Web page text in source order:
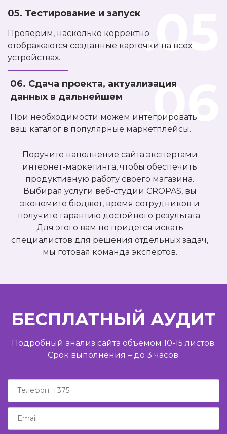
.05
05. Тестирование и запуск
Проверим, насколько корректно
отображаются созданные карточки на всех
устройствах.
.06
06. Сдача проекта, актуализация
данных в дальнейшем
При необходимости можем интегрировать
ваш каталог в популярные маркетплейсы.
Поручите наполнение сайта экспертами
интернет-маркетинга, чтобы обеспечить
продуктивную работу своего магазина.
Выбирая услуги веб-студии CROPAS, вы
экономите бюджет, время сотрудников и
получите гарантию достойного результата.
Для этого вам не придется искать
специалистов для решения отдельных задач,
мы готовая команда экспертов.
БЕСПЛАТНЫЙ АУДИТ
Подробный анализ сайта объемом 10-15 листов.
Срок выполнения – до 3 часов.